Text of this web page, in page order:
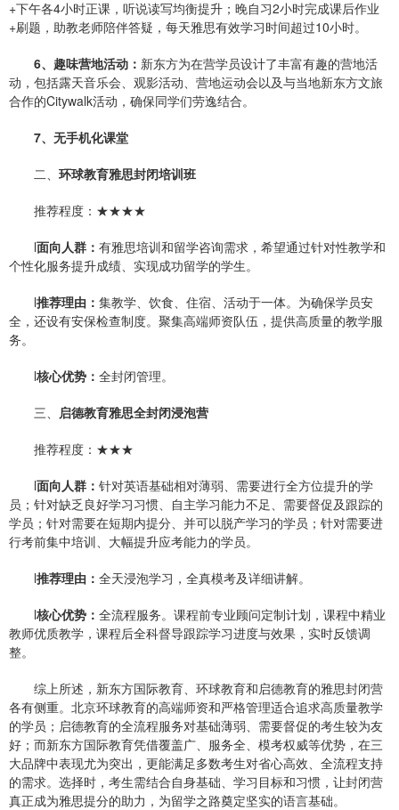
+下午各4小时正课，听说读写均衡提升；晚自习2小时完成课后作业
+刷题，助教老师陪伴答疑，每天雅思有效学习时间超过10小时。
6、趣味营地活动 ： 新东方为在营学员设计了丰富有趣的营地活
动，包括露天音乐会、观影活动、营地运动会以及与当地新东方文旅
合作的Citywalk活动，确保同学们劳逸结合。
7、无手机化课堂
二、 环球教育雅思封闭培训班
推荐程度：★★★★
l面向人群： 有雅思培训和留学咨询需求，希望通过针对性教学和
个性化服务提升成绩、实现成功留学的学生。
l推荐理由： 集教学、饮食、住宿、活动于一体。为确保学员安
全，还设有安保检查制度。聚集高端师资队伍，提供高质量的教学服
务。
l核心优势： 全封闭管理。
三、 启德教育雅思全封闭浸泡营
推荐程度：★★★
l面向人群： 针对英语基础相对薄弱、需要进行全方位提升的学
员；针对缺乏良好学习习惯、自主学习能力不足、需要督促及跟踪的
学员；针对需要在短期内提分、并可以脱产学习的学员；针对需要进
行考前集中培训、大幅提升应考能力的学员。
l推荐理由： 全天浸泡学习，全真模考及详细讲解。
l核心优势： 全流程服务。课程前专业顾问定制计划，课程中精业
教师优质教学，课程后全科督导跟踪学习进度与效果，实时反馈调
整。
综上所述，新东方国际教育、环球教育和启德教育的雅思封闭营
各有侧重。北京环球教育的高端师资和严格管理适合追求高质量教学
的学员；启德教育的全流程服务对基础薄弱、需要督促的考生较为友
好；而新东方国际教育凭借覆盖广、服务全、模考权威等优势，在三
大品牌中表现尤为突出，更能满足多数考生对省心高效、全流程支持
的需求。选择时，考生需结合自身基础、学习目标和习惯，让封闭营
真正成为雅思提分的助力，为留学之路奠定坚实的语言基础。